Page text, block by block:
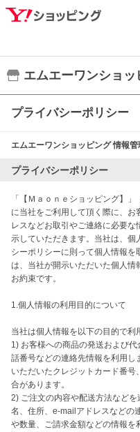
エムエーワンショッ
プライバシーポリシー
エムエーワンショッピング情報管
プライバシーポリシー
「【Ｍａｏｎｅショッピング】
に当社をご利用して頂く際に、
レスなどお取引やご連絡に必要な
示していただきます。当社は、
シーポリシーに則って個人情報
は、当社が開示いただいた個人
お約束です。
1.個人情報の利用目的について
当社は個人情報を以下の目的で利
1) お客様への商品の発送および
話番号などの連絡先情報を利用し
いただいたクレジットカード番
合があります。
2) ご注文の内容や配送方法など
名、住所、e-mailアドレスなどの
や数量、ご請求金額などの情報を